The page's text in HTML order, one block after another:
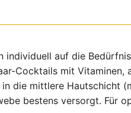
individuell auf die
Cocktails mit
die mittlere Hautschicht
bestens versorgt. Für